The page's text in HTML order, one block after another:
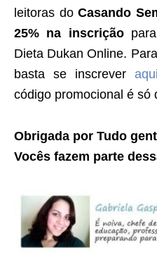
leitoras doCasando
25% na inscriçãopara
Dieta Dukan Online.
basta se inscrever aqui
código promocional é só
Obrigada por Tudo
Vocês fazem parte